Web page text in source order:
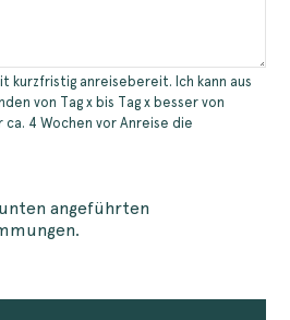
kurzfristig anreisebereit. Ich kann aus
von Tag x bis Tag x besser von
ca. 4 Wochen vor Anreise die
angeführten